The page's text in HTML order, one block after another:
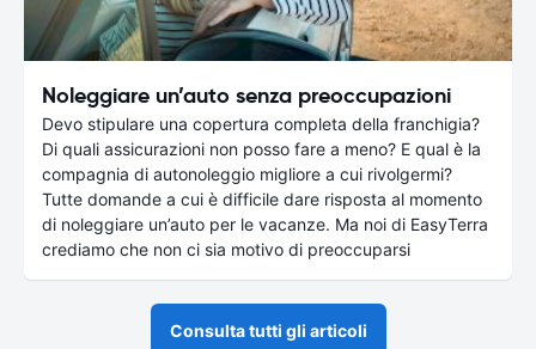
Noleggiare un’auto senza preoccupazioni
Devo stipulare una copertura completa della franchigia?
Di quali assicurazioni non posso fare a meno? E qual è la
compagnia di autonoleggio migliore a cui rivolgermi?
Tutte domande a cui è difficile dare risposta al momento
di noleggiare un’auto per le vacanze. Ma noi di EasyTerra
crediamo che non ci sia motivo di preoccuparsi
Consulta tutti gli articoli